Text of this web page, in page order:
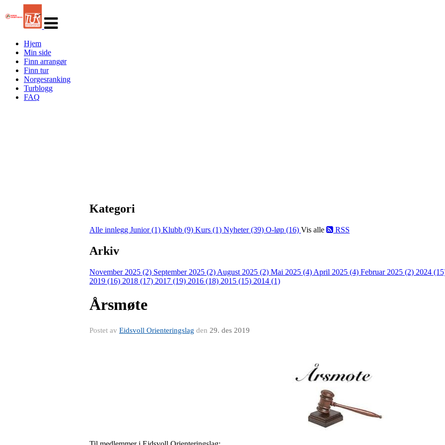
navigasjon
Hjem
Min side
Finn arrangør
Finn tur
Norgesranking
Turblogg
FAQ
Kategori
Alle innlegg Junior (1) Klubb (9) Kurs (1) Nyheter (39) O-løp (16) Vis alle RSS
Arkiv
November 2025 (2) September 2025 (2) August 2025 (2) Mai 2025 (4) April 2025 (4) Februar 2025 (2) 2024
2019 (16) 2018 (17) 2017 (19) 2016 (18) 2015 (15) 2014 (1)
Årsmøte
Postet av Eidsvoll Orienteringslag den 29. des 2019